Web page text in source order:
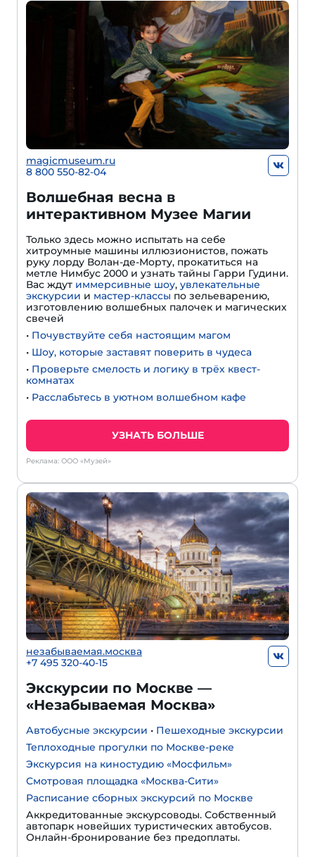
magicmuseum.ru
8 800 550-82-04
Волшебная весна в
интерактивном Музее Магии
Только здесь можно испытать на себе
хитроумные машины иллюзионистов, пожать
руку лорду Волан-де-Морту, прокатиться на
метле Нимбус 2000 и узнать тайны Гарри Гудини.
Вас ждут иммерсивные шоу, увлекательные
экскурсии и мастер-классы по зельеварению,
изготовлению волшебных палочек и магических
свечей
• Почувствуйте себя настоящим магом
• Шоу, которые заставят поверить в чудеса
• Проверьте смелость и логику в трёх квест-
комнатах
• Расслабьтесь в уютном волшебном кафе
УЗНАТЬ БОЛЬШЕ
Реклама: ООО «Музей»
незабываемая.москва
+7 495 320-40-15
Экскурсии по Москве —
«Незабываемая Москва»
Автобусные экскурсии • Пешеходные экскурсии
Теплоходные прогулки по Москве-реке
Экскурсия на киностудию «Мосфильм»
Смотровая площадка «Москва-Сити»
Расписание сборных экскурсий по Москве
Аккредитованные экскурсоводы. Собственный
автопарк новейших туристических автобусов.
Онлайн-бронирование без предоплаты.